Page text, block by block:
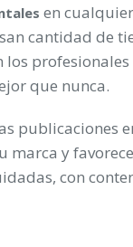
en
cantidad de
que nunca.
publicaciones
marca y
con